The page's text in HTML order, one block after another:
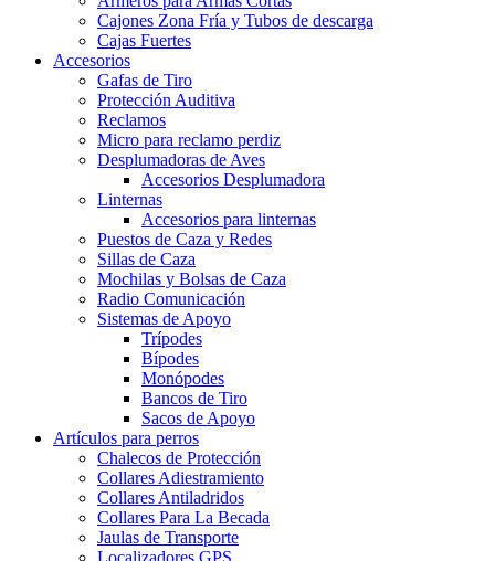
Cajones Zona Fría y Tubos de descarga
Cajas Fuertes
Accesorios
Gafas de Tiro
Protección Auditiva
Reclamos
Micro para reclamo perdiz
Desplumadoras de Aves
Accesorios Desplumadora
Linternas
Accesorios para linternas
Puestos de Caza y Redes
Sillas de Caza
Mochilas y Bolsas de Caza
Radio Comunicación
Sistemas de Apoyo
Trípodes
Bípodes
Monópodes
Bancos de Tiro
Sacos de Apoyo
Artículos para perros
Chalecos de Protección
Collares Adiestramiento
Collares Antiladridos
Collares Para La Becada
Jaulas de Transporte